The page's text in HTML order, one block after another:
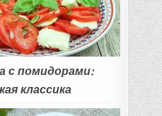
с помидорами:
классика